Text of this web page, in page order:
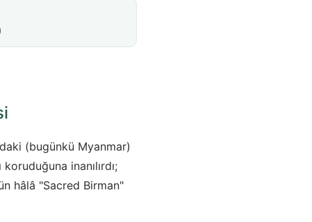
(bugünkü Myanmar)
inanılırdı;
hâlâ "Sacred Birman"